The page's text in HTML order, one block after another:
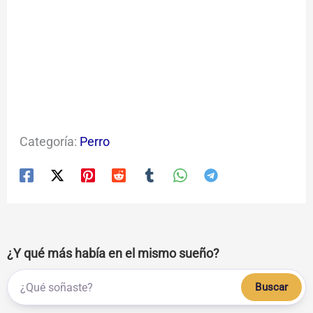
Categoría: Perro
¿Y qué más había en el mismo sueño?
Buscar